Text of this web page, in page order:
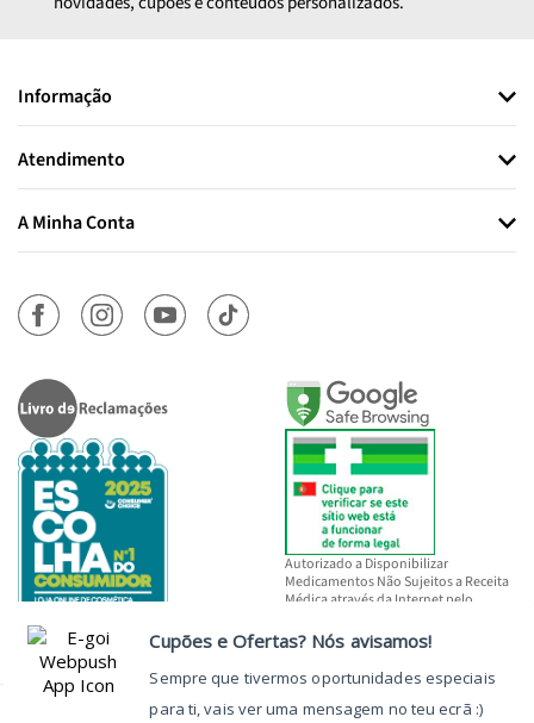
Informação
Atendimento
A Minha Conta
Autorizado a Disponibilizar
Medicamentos Não Sujeitos a Receita
Médica através da Internet pelo